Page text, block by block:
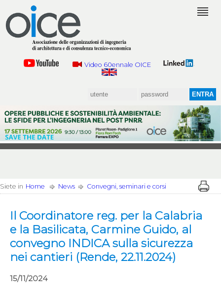
Video 60ennale OICE
Siete in Home News Convegni, seminari e corsi
Il Coordinatore reg. per la Calabria
e la Basilicata, Carmine Guido, al
convegno INDICA sulla sicurezza
nei cantieri (Rende, 22.11.2024)
15/11/2024